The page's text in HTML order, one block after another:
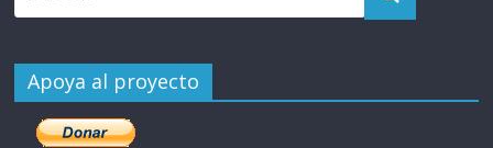
Apoya al proyecto